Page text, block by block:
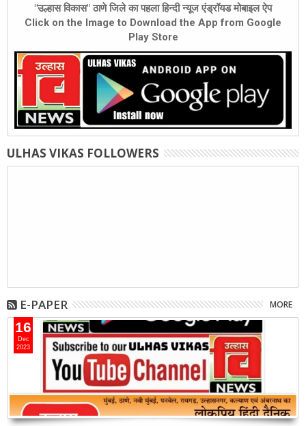
"उल्हास विकास" ठाणे जिले का पहला हिन्दी न्यूज एंड्रॉयड मोबाइल ऐप
Click on the Image to Download the App from Google
Play Store
ULHAS VIKAS FOLLOWERS
E-PAPER MORE
16
Dec
2023